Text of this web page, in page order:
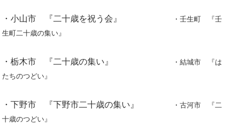
・小山市 『二十歳を祝う会』
・壬生町 『壬
生町二十歳の集い』
・栃木市 『二十歳の集い』
・結城市 『は
たちのつどい』
・下野市 『下野市二十歳の集い』
・古河市 『二
十歳のつどい』